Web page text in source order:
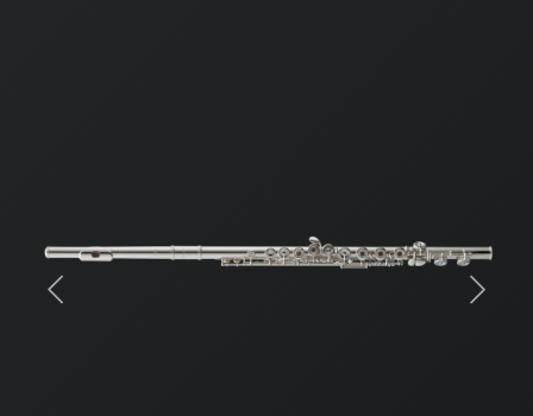
Previous Next